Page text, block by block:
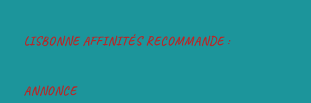
LISBONNE AFFINITÉS RECOMMANDE :
ANNONCE